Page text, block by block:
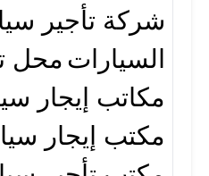
شركة تأجير
السياراتمحل
مكاتب إيجار
مكتب إيجار